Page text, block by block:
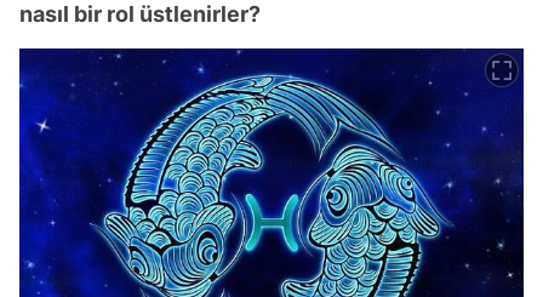
nasıl bir rol üstlenirler?